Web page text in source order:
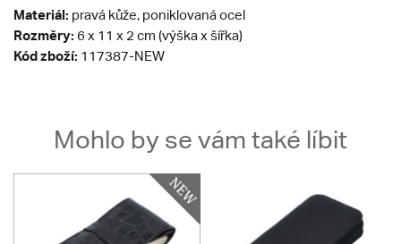
Materiál: pravá kůže, poniklovaná ocel
Rozměry: 6 x 11 x 2 cm (výška x šířka)
Kód zboží: 117387-NEW
Mohlo by se vám také líbit